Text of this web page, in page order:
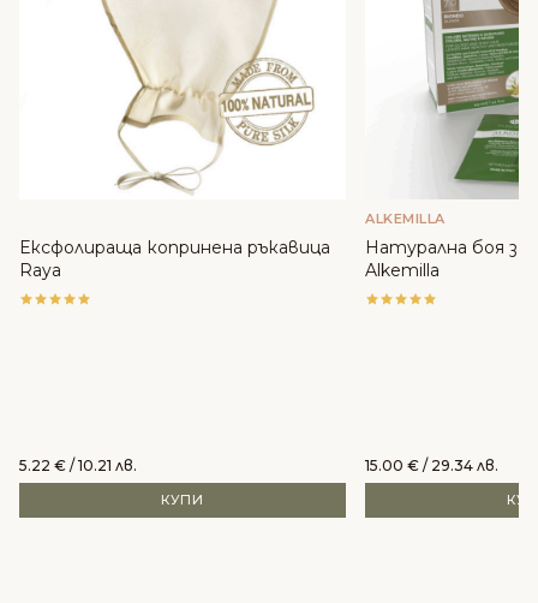
Ексфолираща копринена ръкавица
Raya
5.22 € / 10.21 лв.
КУПИ
ALKEMILLA
Натурална боя за
Alkemilla
15.00 € / 29.34 лв.